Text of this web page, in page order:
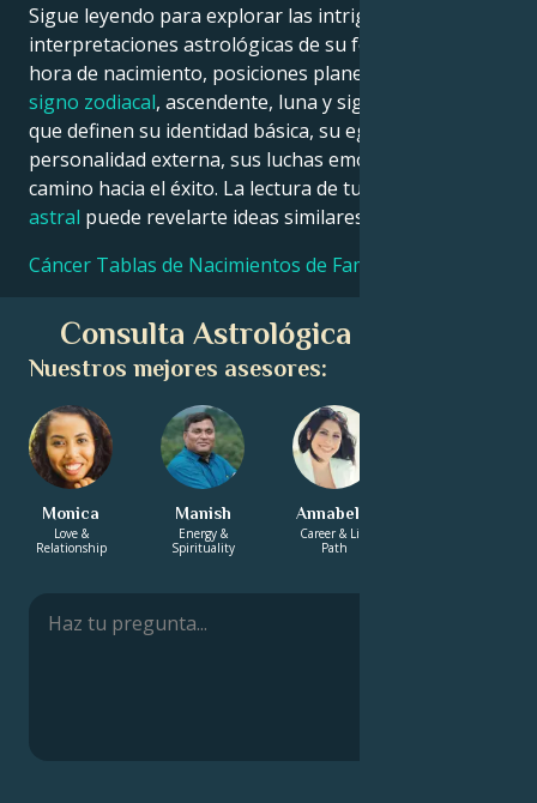
Sigue leyendo para explorar las intrigantes
interpretaciones astrológicas de su fecha, lugar y
hora de nacimiento, posiciones planetarias, casas,
signo zodiacal, ascendente, luna y signo ascendente,
que definen su identidad básica, su ego, su
personalidad externa, sus luchas emocionales y su
camino hacia el éxito. La lectura de tu propia
astral puede revelarte ideas similares.
Cáncer Tablas de Nacimientos de Famosos
Consulta Astrológica Gratuita
Nuestros mejores asesores:
Monica
Love &
Relationship
Manish
Energy &
Spirituality
Annabelle
Career & Life
Path